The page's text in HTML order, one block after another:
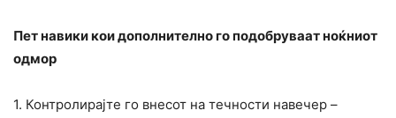
Пет навики кои дополнително го подобруваат ноќниот
одмор
1. Контролирајте го внесот на течности навечер –